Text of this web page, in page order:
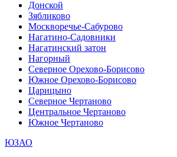
Донской
Зябликово
Москворечье-Сабурово
Нагатино-Садовники
Нагатинский затон
Нагорный
Северное Орехово-Борисово
Южное Орехово-Борисово
Царицыно
Северное Чертаново
Центральное Чертаново
Южное Чертаново
ЮЗАО